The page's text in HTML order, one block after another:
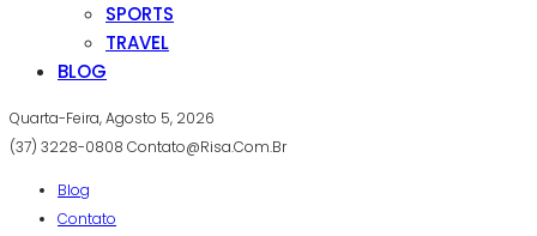
SPORTS
TRAVEL
BLOG
Quarta-Feira, Agosto 5, 2026
(37) 3228-0808 Contato@risa.com.br
Blog
Contato